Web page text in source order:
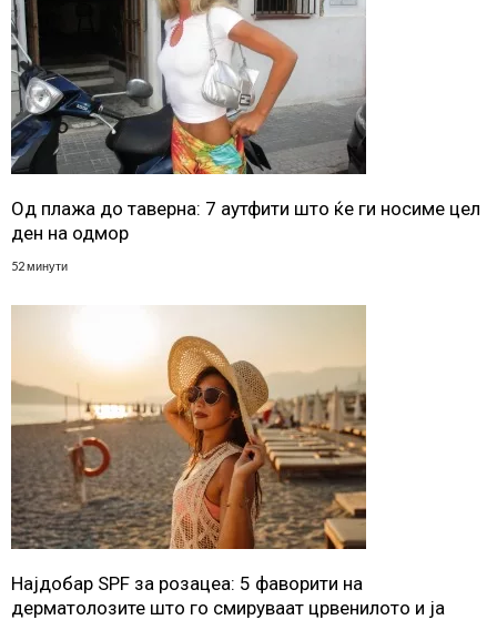
Од плажа до таверна: 7 аутфити што ќе ги носиме цел
ден на одмор
52 минути
Најдобар SPF за розацеа: 5 фаворити на
дерматолозите што го смируваат црвенилото и ја